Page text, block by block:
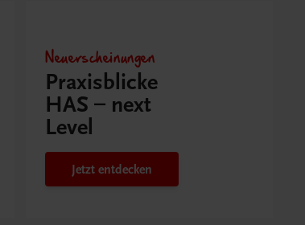
Neuerscheinungen
Praxisblicke
HAS – next
Level
Jetzt entdecken